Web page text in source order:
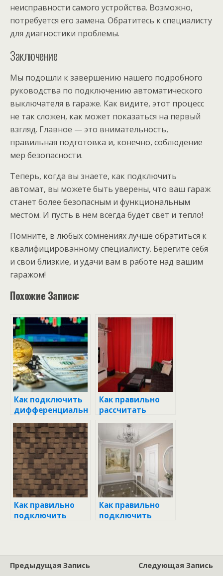
неисправности самого устройства. Возможно,
потребуется его замена. Обратитесь к специалисту
для диагностики проблемы.
Заключение
Мы подошли к завершению нашего подробного
руководства по подключению автоматического
выключателя в гараже. Как видите, этот процесс
не так сложен, как может показаться на первый
взгляд. Главное — это внимательность,
правильная подготовка и, конечно, соблюдение
мер безопасности.
Теперь, когда вы знаете, как подключить
автомат, вы можете быть уверены, что ваш гараж
станет более безопасным и функциональным
местом. И пусть в нем всегда будет свет и тепло!
Помните, в любых сомнениях лучше обратиться к
квалифицированному специалисту. Берегите себя
и свои близкие, и удачи вам в работе над вашим
гаражом!
Похожие Записи:
Как подключить
дифференциальн
ый автомат в
однофазной сети:
пошаговое
руководство
Как правильно
рассчитать
автомат по
мощности 220В:
пошаговое
руководство
Как правильно
подключить
мастеров
Как правильно
подключить
пошаговое
Предыдущая Запись
Следующая Запись